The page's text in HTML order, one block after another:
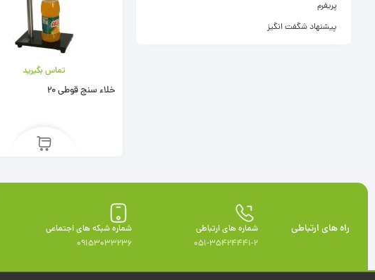
تماس بگیرید
خلاء سنج قوطی 20
پریفرم
پیشنهاد شگفت انگیز
راه های ارتباطی
شماره های ارتباطی
051-35424441-2
شماره شبکه های اجتماعی
09153033236